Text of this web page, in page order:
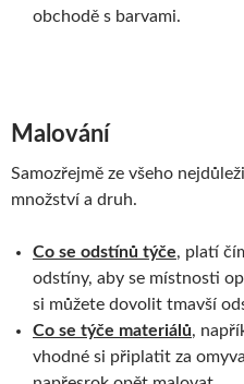
obchodě s barvami.
Malování
Samozřejmě ze všeho
množství a druh.
Co se odstínů týče, platí
odstíny, aby se místnosti
si můžete dovolit tmavší
Co se týče materiálů,
vhodné si připlatit za